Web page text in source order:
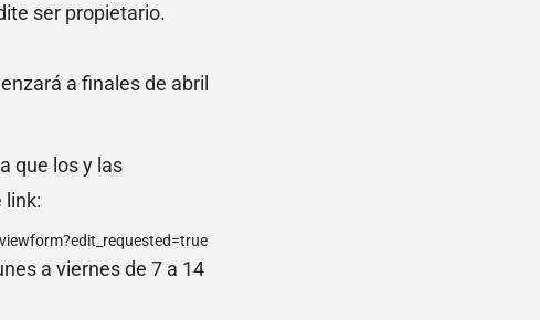
ser propietario.
a finales de abril
que los y las
link:
a viernes de 7 a 14